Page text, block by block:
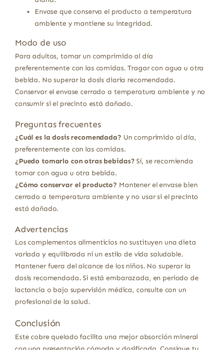
Envase que conserva el producto a temperatura
ambiente y mantiene su integridad.
Modo de uso
Para adultos, tomar un comprimido al día
preferentemente con las comidas. Tragar con agua u otra
bebida. No superar la dosis diaria recomendada.
Conservar el envase cerrado a temperatura ambiente y no
consumir si el precinto está dañado.
Preguntas frecuentes
¿Cuál es la dosis recomendada? Un comprimido al día,
preferentemente con las comidas.
¿Puedo tomarlo con otras bebidas? Sí, se recomienda
tomar con agua u otra bebida.
¿Cómo conservar el producto? Mantener el envase bien
cerrado a temperatura ambiente y no usar si el precinto
está dañado.
Advertencias
Los complementos alimenticios no sustituyen una dieta
variada y equilibrada ni un estilo de vida saludable.
Mantener fuera del alcance de los niños. No superar la
dosis recomendada. Si está embarazada, en periodo de
lactancia o bajo supervisión médica, consulte con un
profesional de la salud.
Conclusión
Este cobre quelado facilita una mejor absorción mineral